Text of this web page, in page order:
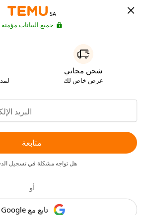
SA
جميع البيانات مؤمنة
شحن مجاني
عرض خاص لك
متابعة
هل تواجه مشكلة في تسجيل
أو
تابع مع Google